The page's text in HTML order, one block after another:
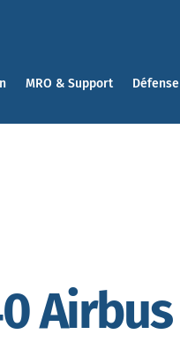
MRO & Support Défense
Airbus